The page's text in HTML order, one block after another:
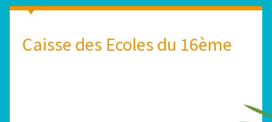
Caisse des Ecoles du 16ème